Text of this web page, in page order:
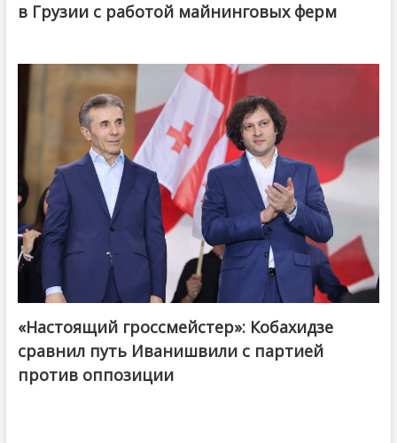
в Грузии с работой майнинговых ферм
@ქართული ოცნება / Georgian Dream
«Настоящий гроссмейстер»: Кобахидзе
сравнил путь Иванишвили с партией
против оппозиции